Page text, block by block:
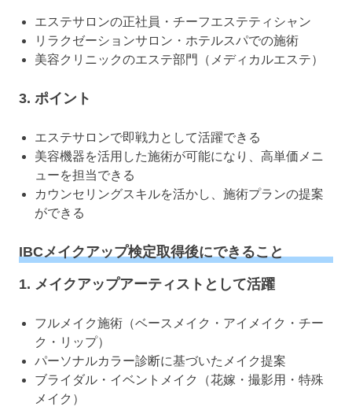
エステサロンの正社員・チーフエステティシャン
リラクゼーションサロン・ホテルスパでの施術
美容クリニックのエステ部門（メディカルエステ）
3. ポイント
エステサロンで即戦力として活躍できる
美容機器を活用した施術が可能になり、高単価メニ
ューを担当できる
カウンセリングスキルを活かし、施術プランの提案
ができる
IBCメイクアップ検定取得後にできること
1. メイクアップアーティストとして活躍
フルメイク施術（ベースメイク・アイメイク・チー
ク・リップ）
パーソナルカラー診断に基づいたメイク提案
ブライダル・イベントメイク（花嫁・撮影用・特殊
メイク）